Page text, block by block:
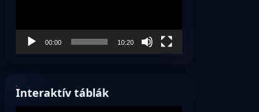
00:00 10:20
Interaktív táblák